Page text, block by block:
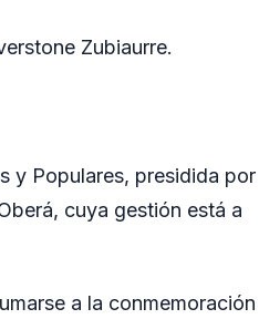
Zubiaurre.
y Populares, presidida por
cuya gestión está a
a la conmemoración